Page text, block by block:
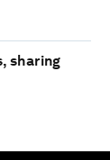
sharing